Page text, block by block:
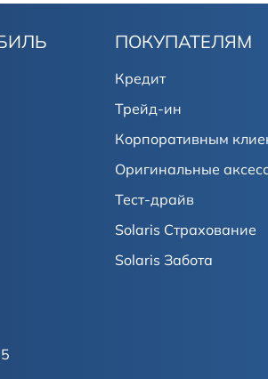
ПОКУПАТЕЛЯМ
Кредит
Трейд-ин
Корпоративным
Оригинальные
Тест-драйв
Solaris Страхование
Solaris Забота